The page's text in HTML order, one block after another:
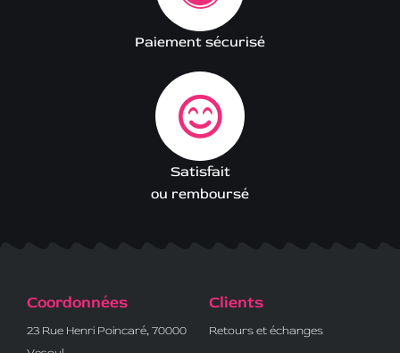
Paiement sécurisé
Satisfait
ou remboursé
Coordonnées
23 Rue Henri Poincaré, 70000
Clients
Retours et échanges